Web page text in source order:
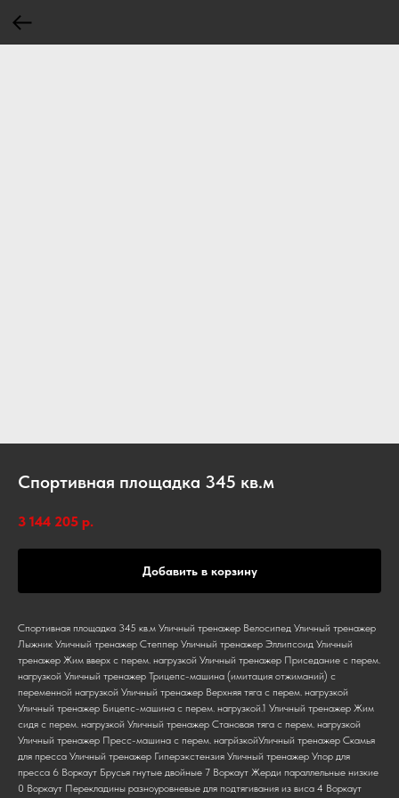
Спортивная площадка 345 кв.м
3 144 205 р.
Добавить в корзину
Спортивная площадка 345 кв.м Уличный тренажер Велосипед Уличный тренажер
Лыжник Уличный тренажер Степпер Уличный тренажер Эллипсоид Уличный
тренажер Жим вверх с перем. нагрузкой Уличный тренажер Приседание с перем.
нагрузкой Уличный тренажер Трицепс-машина (имитация отжиманий) с
переменной нагрузкой Уличный тренажер Верхняя тяга с перем. нагрузкой
Уличный тренажер Бицепс-машина с перем. нагрузкой.1 Уличный тренажер Жим
сидя с перем. нагрузкой Уличный тренажер Становая тяга с перем. нагрузкой
Уличный тренажер Пресс-машина с перем. нагрйзкойУличный тренажер Скамья
для пресса Уличный тренажер Гиперэкстензия Уличный тренажер Упор для
пресса 6 Воркаут Брусья гнутые двойные 7 Воркаут Жерди параллельные низкие
0 Воркаут Перекладины разноуровневые для подтягивания из виса 4 Воркаут